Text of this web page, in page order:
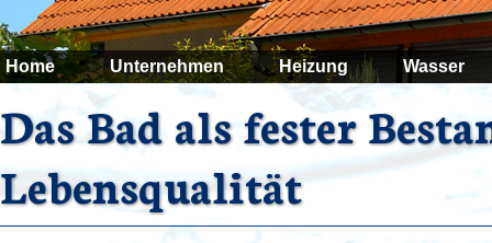
Home Unternehmen Heizung Wasser
Das Bad als fester
Lebensqualität